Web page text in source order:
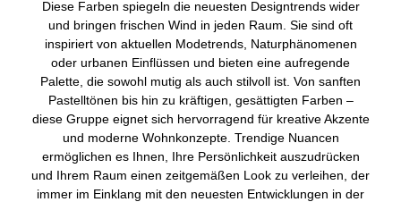
Diese Farben spiegeln die neuesten Designtrends wider
und bringen frischen Wind in jeden Raum. Sie sind oft
inspiriert von aktuellen Modetrends, Naturphänomenen
oder urbanen Einflüssen und bieten eine aufregende
Palette, die sowohl mutig als auch stilvoll ist. Von sanften
Pastelltönen bis hin zu kräftigen, gesättigten Farben –
diese Gruppe eignet sich hervorragend für kreative Akzente
und moderne Wohnkonzepte. Trendige Nuancen
ermöglichen es Ihnen, Ihre Persönlichkeit auszudrücken
und Ihrem Raum einen zeitgemäßen Look zu verleihen, der
immer im Einklang mit den neuesten Entwicklungen in der